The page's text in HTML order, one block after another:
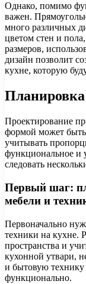
Однако, помимо
важен.
много различных
цветом стен и
размеров,
дизайн позволит
кухне, которую
Планировка
Проектирование
формой может быть
учитывать
функциональное и
следовать
Первый шаг:
мебели и
Первоначально
техники на кухне.
пространства и
кухонной утвари,
и бытовую технику
функционально.